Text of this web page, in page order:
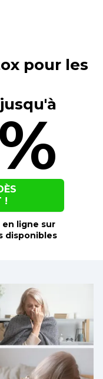
pour les
!
ligne sur
disponibles